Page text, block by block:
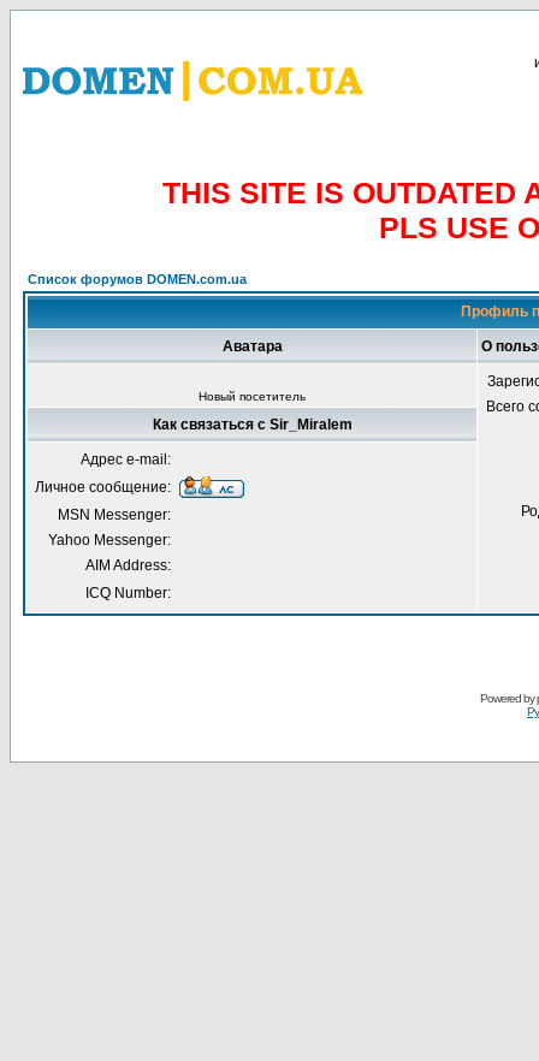
THIS SITE IS OUTDATED
PLS USE
Список форумов DOMEN.com.ua
Профиль
Аватара О
Новый посетитель
Всего
Как связаться с Sir_Miralem
Адрес e-mail:
Личное сообщение:
MSN Messenger:
Yahoo Messenger:
AIM Address:
ICQ Number:
Powered by